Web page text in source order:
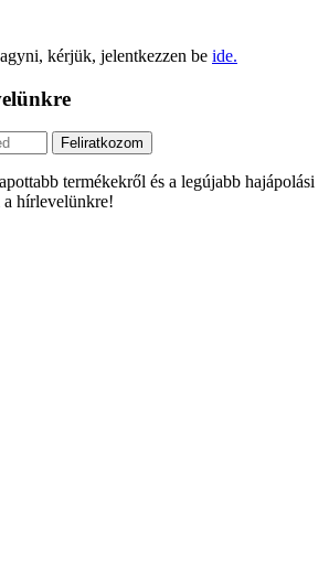
kérjük, jelentkezzen be ide.
Feliratkozom
termékekről és a legújabb hajápolási
hírlevelünkre!